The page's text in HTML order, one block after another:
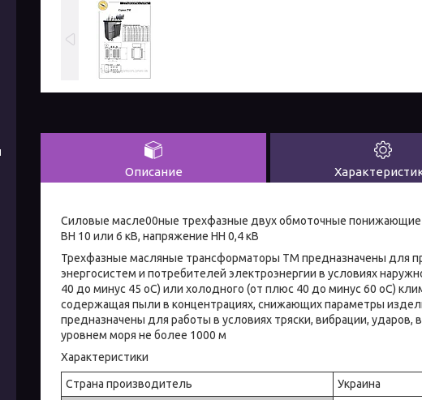
Описание
Силовые масле00ные трехфазные двух обмоточные
ВН 10 или 6 кВ, напряжение НН 0,4 кВ
Трехфазные масляные трансформаторы ТМ предназначены для
энергосистем и потребителей электроэнергии в условиях
40 до минус 45 оС) или холодного (от плюс 40 до минус 60 оС)
содержащая пыли в концентрациях, снижающих параметры
предназначены для работы в условиях тряски, вибрации, ударов,
уровнем моря не более 1000 м
Характеристики
Страна производитель
Украина